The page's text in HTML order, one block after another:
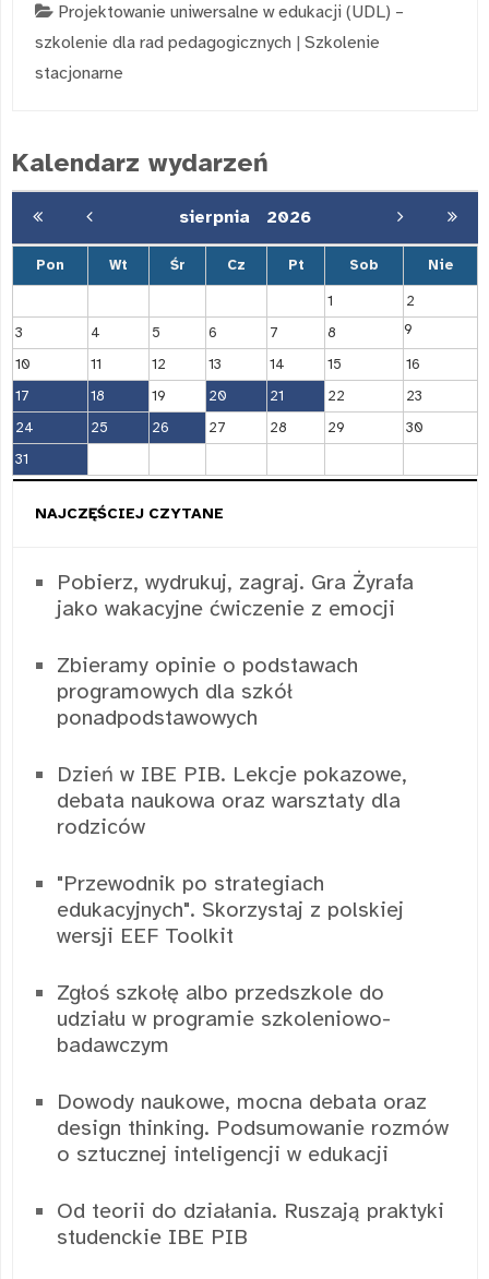
Projektowanie uniwersalne w edukacji (UDL) –
szkolenie dla rad pedagogicznych | Szkolenie
stacjonarne
Kalendarz wydarzeń
sierpnia 2026
Pon Wt Śr Cz Pt Sob Nie
1
2
3
4 5 6 7 8
9
10
11 12 13 14 15
16
17
18 19 20 21 22
23
24
25 26 27 28 29
30
31
NAJCZĘŚCIEJ CZYTANE
Pobierz, wydrukuj, zagraj. Gra Żyrafa
jako wakacyjne ćwiczenie z emocji
Zbieramy opinie o podstawach
programowych dla szkół
ponadpodstawowych
Dzień w IBE PIB. Lekcje pokazowe,
debata naukowa oraz warsztaty dla
rodziców
"Przewodnik po strategiach
edukacyjnych". Skorzystaj z polskiej
wersji EEF Toolkit
Zgłoś szkołę albo przedszkole do
udziału w programie szkoleniowo-
badawczym
Dowody naukowe, mocna debata oraz
design thinking. Podsumowanie rozmów
o sztucznej inteligencji w edukacji
Od teorii do działania. Ruszają praktyki
studenckie IBE PIB